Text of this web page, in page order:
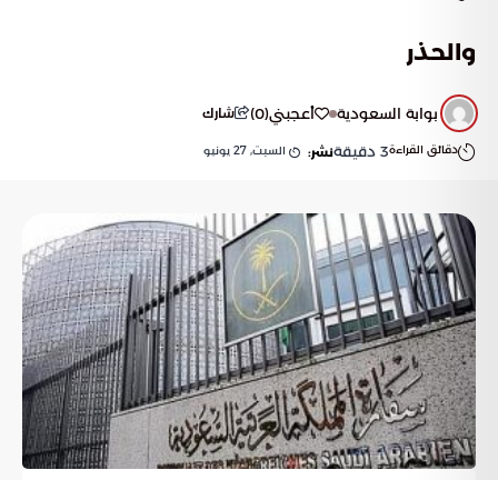
والحذر
بوابة السعودية أعجبني(
0
) شارك
دقائق القراءة3 دقيقةنشر: السبت, 27 يونيو